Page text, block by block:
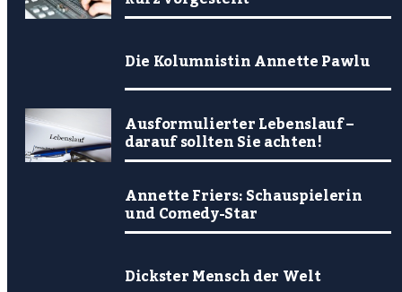
Die Kolumnistin Annette Pawlu
Ausformulierter Lebenslauf –
darauf sollten Sie achten!
Annette Friers: Schauspielerin
und Comedy-Star
Dickster Mensch der Welt